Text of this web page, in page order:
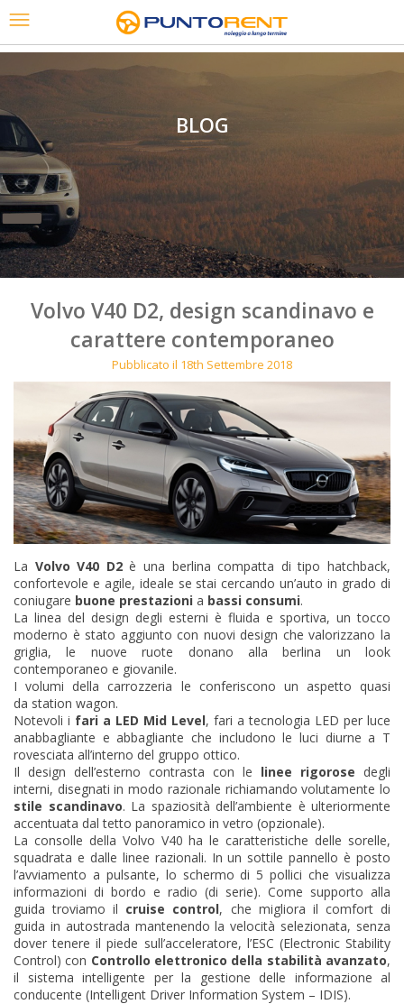
BLOG
Volvo V40 D2, design scandinavo e
carattere contemporaneo
Pubblicato il 18th Settembre 2018
La Volvo V40 D2è una berlina compatta di tipo hatchback,
confortevole e agile, ideale se stai cercando un’auto in grado di
coniugare buone prestazioni a bassi consumi.
La linea del design degli esterni è fluida e sportiva, un tocco
moderno è stato aggiunto con nuovi design che valorizzano la
griglia, le nuove ruote donano alla berlina un look
contemporaneo e giovanile.
I volumi della carrozzeria le conferiscono un aspetto quasi
da station wagon.
Notevoli i fari a LED Mid Level, fari a tecnologia LED per luce
anabbagliante e abbagliante che includono le luci diurne a T
rovesciata all’interno del gruppo ottico.
Il design dell’esterno contrasta con le linee rigorose degli
interni, disegnati in modo razionale richiamando volutamente lo
stile scandinavo. La spaziosità dell’ambiente è ulteriormente
accentuata dal tetto panoramico in vetro (opzionale).
La consolle della Volvo V40 ha le caratteristiche delle sorelle,
squadrata e dalle linee razionali. In un sottile pannello è posto
l’avviamento a pulsante, lo schermo di 5 pollici che visualizza
informazioni di bordo e radio (di serie). Come supporto alla
guida troviamo il cruise control, che migliora il comfort di
guida in autostrada mantenendo la velocità selezionata, senza
dover tenere il piede sull’acceleratore, l’ESC (Electronic Stability
Control) con Controllo elettronico della stabilità avanzato,
il sistema intelligente per la gestione delle informazione al
conducente (Intelligent Driver Information System – IDIS).